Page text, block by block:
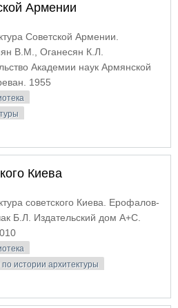
Армении
Советской Армении.
В.М., Оганесян К.Л.
Академии наук Армянской
1955
Киева
советского Киева. Ерофалов-
Б.Л. Издательский дом A+C.
по истории архитектуры